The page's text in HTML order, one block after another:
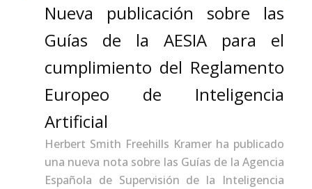
Nueva publicación sobre las
Guías de la AESIA para el
cumplimiento del Reglamento
Europeo de Inteligencia
Artificial
Herbert Smith Freehills Kramer ha publicado
una nueva nota sobre las Guías de la Agencia
Española de Supervisión de la Inteligencia